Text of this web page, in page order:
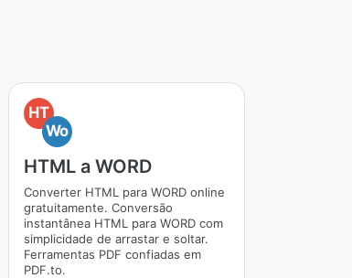
HT
Wo
HTML a WORD
Converter HTML para WORD online
gratuitamente. Conversão
instantânea HTML para WORD com
simplicidade de arrastar e soltar.
Ferramentas PDF confiadas em
PDF.to.